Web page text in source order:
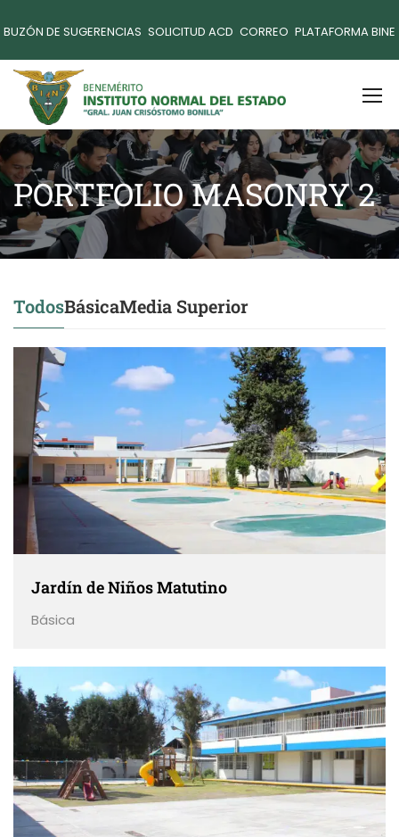
BUZÓN DE SUGERENCIAS SOLICITUD ACD CORREO PLATAFORMA BINE
PORTFOLIO MASONRY 2
TodosBásicaMedia Superior
Jardín de Niños Matutino
Básica